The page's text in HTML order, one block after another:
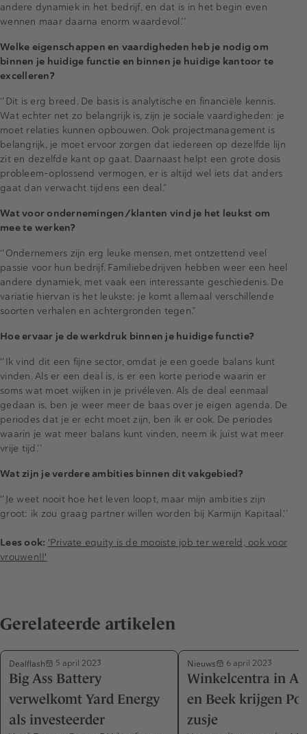
andere dynamiek in het bedrijf, en dat is in het begin even
wennen maar daarna enorm waardevol.’’
Welke eigenschappen en vaardigheden heb je nodig om
binnen je huidige functie en binnen je huidige kantoor te
excelleren?
‘’Dit is erg breed. De basis is analytische en financiële kennis.
Wat echter net zo belangrijk is, zijn je sociale vaardigheden: je
moet relaties kunnen opbouwen. Ook projectmanagement is
belangrijk, je moet ervoor zorgen dat iedereen op dezelfde lijn
zit en dezelfde kant op gaat. Daarnaast helpt een grote dosis
probleem-oplossend vermogen, er is altijd wel iets dat anders
gaat dan verwacht tijdens een deal.”
Wat voor ondernemingen/klanten vind je het leukst om
mee te werken?
‘’Ondernemers zijn erg leuke mensen, met ontzettend veel
passie voor hun bedrijf. Familiebedrijven hebben weer een heel
andere dynamiek, met vaak een interessante geschiedenis. De
variatie hiervan is het leukste: je komt allemaal verschillende
soorten verhalen en achtergronden tegen.”
Hoe ervaar je de werkdruk binnen je huidige functie?
‘’Ik vind dit een fijne sector, omdat je een goede balans kunt
vinden. Als er een deal is, is er een korte periode waarin er
soms wat moet wijken in je privéleven. Als de deal eenmaal
gedaan is, ben je weer meer de baas over je eigen agenda. De
periodes dat je er echt moet zijn, ben ik er ook. De periodes
waarin je wat meer balans kunt vinden, neem ik juist wat meer
vrije tijd.’’
Wat zijn je verdere ambities binnen dit vakgebied?
‘’Je weet nooit hoe het leven loopt, maar mijn ambities zijn
groot: ik zou graag partner willen worden bij Karmijn Kapitaal.’’
Lees ook: 'Private equity is de mooiste job ter wereld, ook voor
vrouwen!!'
Gerelateerde artikelen
Dealflash 5 april 2023
Big Ass Battery
verwelkomt Yard Energy
als investeerder
Nieuws 6 april 2023
Winkelcentra in
en Beek krijgen
zusje